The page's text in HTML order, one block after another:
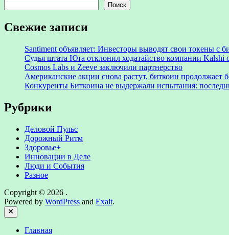
Поиск
Свежие записи
Santiment объявляет: Инвесторы выводят свои токены
Судья штата Юта отклонил ходатайство компании
Cosmos Labs и Zeeve заключили партнерство
Американские акции снова растут, биткоин продолжает
Конкуренты Биткоина не выдержали испытания:
Рубрики
Деловой Пульс
Дорожный Ритм
Здоровье+
Инновации в Деле
Люди и События
Разное
Copyright © 2026 .
Powered by WordPress and Exalt.
Close
Главная